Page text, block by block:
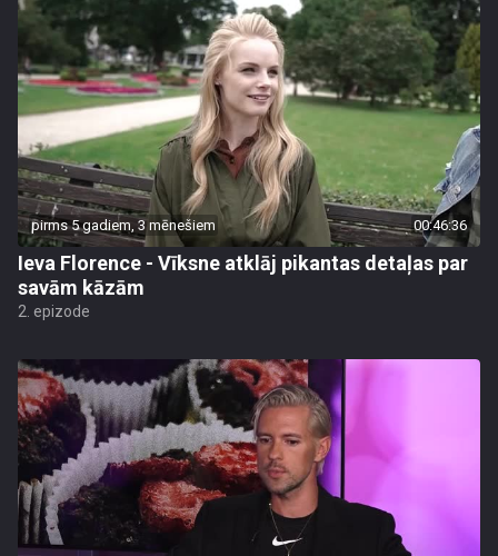
pirms 5 gadiem, 3 mēnešiem 00:46:36
Ieva Florence - Vīksne atklāj pikantas detaļas par
savām kāzām
2. epizode